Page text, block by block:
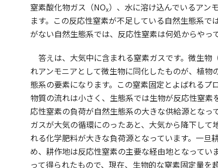
窒素酸化物ガス（NOx）、水に溶け込んでいるアン
ます。この反応性窒素が不足している自然生態系
がない自然生態系では、反応性窒素は何処からやっ
答えは、大気中に含まれる窒素ガスです。微生物
れアンモニアとして微生物に同化したものが、植
態系の要素になります。この窒素固定とよばれるプ
物質の流れは小さく、生態系では生物が反応性窒
応性窒素の負荷が自然生態系の大きな供給源とな
ガスが大気の循環にのったあと、大気から降下し
れる化学肥料が大きな負荷源となっています。一
め、耕作地は反応性窒素の主要な経由地となって
って得られたもので、現在、生物的な窒素固定量